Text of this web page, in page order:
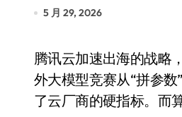
美的空调
追觅清洁
5 月 29, 2026
腾讯云加速出海的战略，表面上看是市场扩张，实际上更像是一场算力资源的“重新调度”。当海
外大模型竞赛从“拼参
了云厂商的硬指标。而